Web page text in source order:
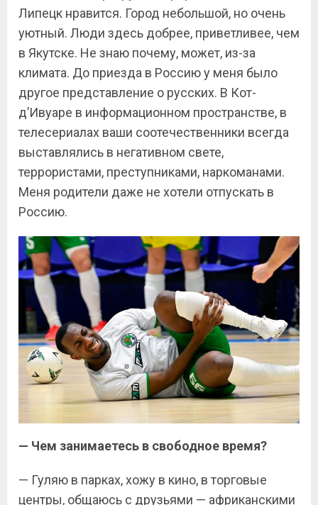
Липецк нравится. Город небольшой, но очень
уютный. Люди здесь добрее, приветливее, чем
в Якутске. Не знаю почему, может, из-за
климата. До приезда в Россию у меня было
другое представление о русских. В Кот-
д’Ивуаре в информационном пространстве, в
телесериалах ваши соотечественники всегда
выставлялись в негативном свете,
террористами, преступниками, наркоманами.
Меня родители даже не хотели отпускать в
Россию.
— Чем занимаетесь в свободное время?
— Гуляю в парках, хожу в кино, в торговые
центры, общаюсь с друзьями — африканскими